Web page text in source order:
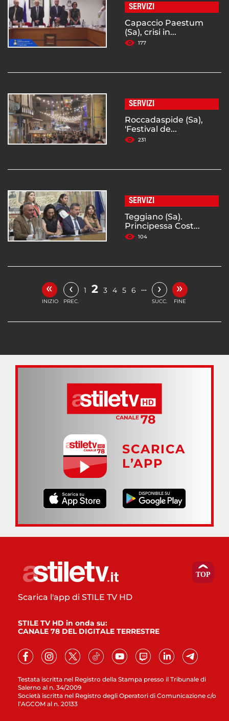
SERVIZI
Capaccio Paestum
(Sa), crisi in...
177
SERVIZI
Roccadaspide (Sa),
'Festival de...
231
SERVIZI
Teggiano (Sa).
Principessa Cost...
104
«
INIZIO
‹
PREC.
1 2 3 4 5 6 … ›
SUCC.
»
FINE
SCARICA
L’APP
Testata iscritta nel Registro della Stampa presso il Tribunale di
Salerno al n. 34/2009
Società iscritta nel Registro degli Operatori di Comunicazione c/o
l’AGCOM al n. 20133
Scarica l'app di STILE TV HD
STILE TV HD in onda su:
CANALE 78 DEL DIGITALE TERRESTRE